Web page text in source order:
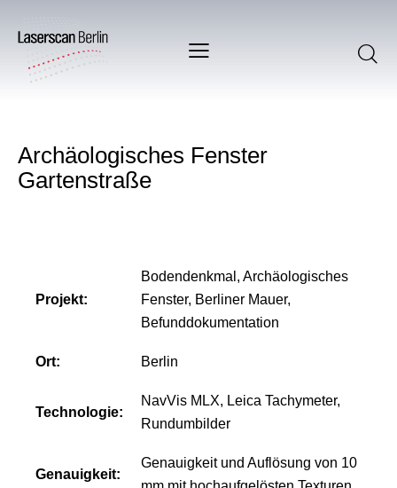
Archäologisches Fenster
Gartenstraße
Projekt:
Bodendenkmal, Archäologisches
Fenster, Berliner Mauer,
Befunddokumentation
Ort: Berlin
Technologie:
NavVis MLX, Leica Tachymeter,
Rundumbilder
Genauigkeit:
Genauigkeit und Auflösung von 10